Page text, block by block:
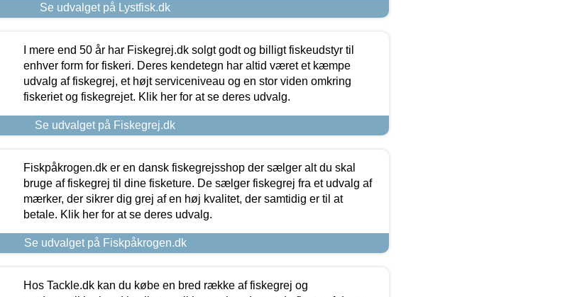
Se udvalget på Lystfisk.dk
I mere end 50 år har Fiskegrej.dk solgt godt og billigt fiskeudstyr til
enhver form for fiskeri. Deres kendetegn har altid været et kæmpe
udvalg af fiskegrej, et højt serviceniveau og en stor viden omkring
fiskeriet og fiskegrejet. Klik her for at se deres udvalg.
Se udvalget på Fiskegrej.dk
Fiskpåkrogen.dk er en dansk fiskegrejsshop der sælger alt du skal
bruge af fiskegrej til dine fisketure. De sælger fiskegrej fra et udvalg af
mærker, der sikrer dig grej af en høj kvalitet, der samtidig er til at
betale. Klik her for at se deres udvalg.
Se udvalget på Fiskpåkrogen.dk
Hos Tackle.dk kan du købe en bred række af fiskegrej og